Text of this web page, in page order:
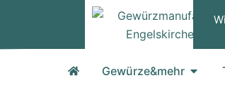
springen
Gewürze&mehr Öffne